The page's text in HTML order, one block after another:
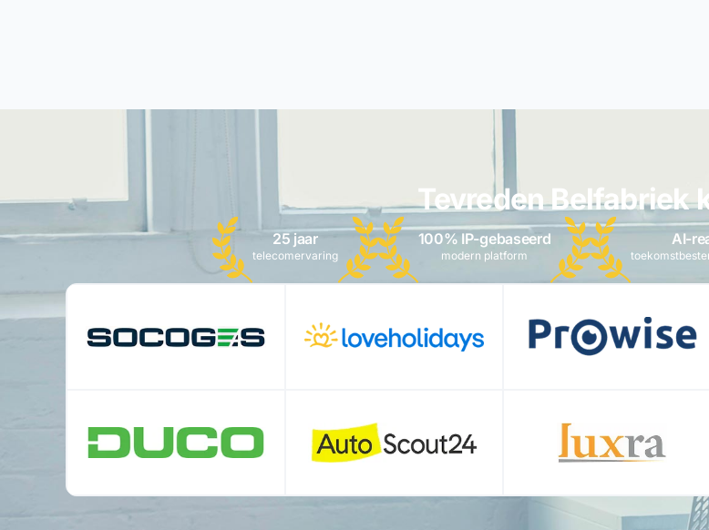
Tevreden Belfabriek
25 jaar
telecomervaring
100% IP-gebaseerd
modern platform
AI-